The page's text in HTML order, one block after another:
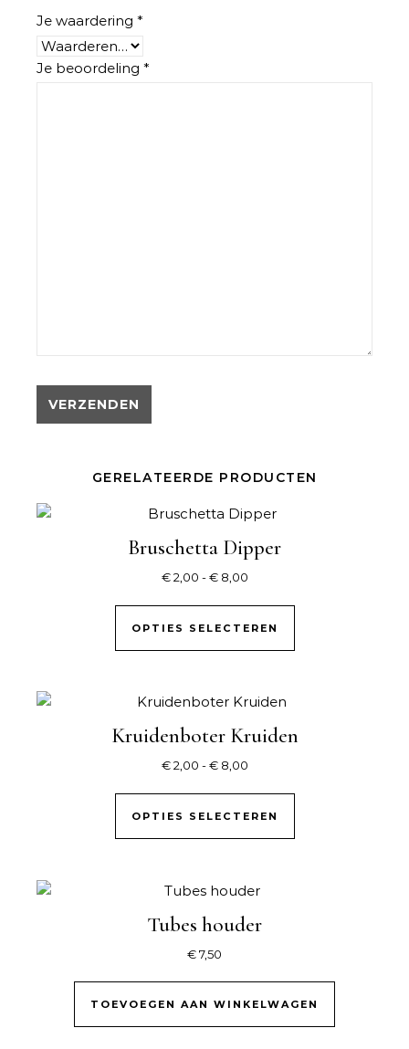
Je waardering *
Je beoordeling *
GERELATEERDE PRODUCTEN
Bruschetta Dipper
€2,00 - €8,00Prijsklasse: € 2,00 tot €
OPTIES SELECTEREN
Dit product
Kruidenboter Kruiden
€2,00 - €8,00Prijsklasse: € 2,00 tot €
OPTIES SELECTEREN
Dit product
Tubes houder
€7,50
TOEVOEGEN AAN WINKELWAGEN